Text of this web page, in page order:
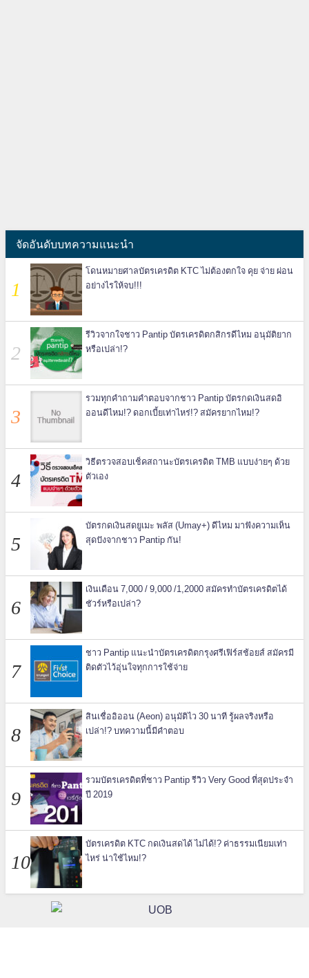
จัดอันดับบทความแนะนำ
โดนหมายศาลบัตรเครดิต KTC ไม่ต้องตกใจ คุย จ่าย ผ่อน
อย่างไรให้จบ!!!
รีวิวจากใจชาว Pantip บัตรเครดิตกสิกรดีไหม อนุมัติยาก
หรือเปล่า!?
รวมทุกคำถามคำตอบจากชาว Pantip บัตรกดเงินสดอิ
ออนดีไหม!? ดอกเบี้ยเท่าไหร่!? สมัครยากไหม!?
วิธีตรวจสอบเช็คสถานะบัตรเครดิต TMB แบบง่ายๆ ด้วย
ตัวเอง
บัตรกดเงินสดยูเมะ พลัส (Umay+) ดีไหม มาฟังความเห็น
สุดปังจากชาว Pantip กัน!
เงินเดือน 7,000 / 9,000 /1,2000 สมัครทำบัตรเครดิตได้
ชัวร์หรือเปล่า?
ชาว Pantip แนะนำบัตรเครดิตกรุงศรีเฟิร์สช้อยส์ สมัครมี
ติดตัวไว้อุ่นใจทุกการใช้จ่าย
สินเชื่ออิออน (Aeon) อนุมัติไว 30 นาที รู้ผลจริงหรือ
เปล่า!? บทความนี้มีคำตอบ
รวมบัตรเครดิตที่ชาว Pantip รีวิว Very Good ที่สุดประจำ
ปี 2019
บัตรเครดิต KTC กดเงินสดได้ ไม่ได้!? ค่าธรรมเนียมเท่า
ไหร่ น่าใช้ไหม!?